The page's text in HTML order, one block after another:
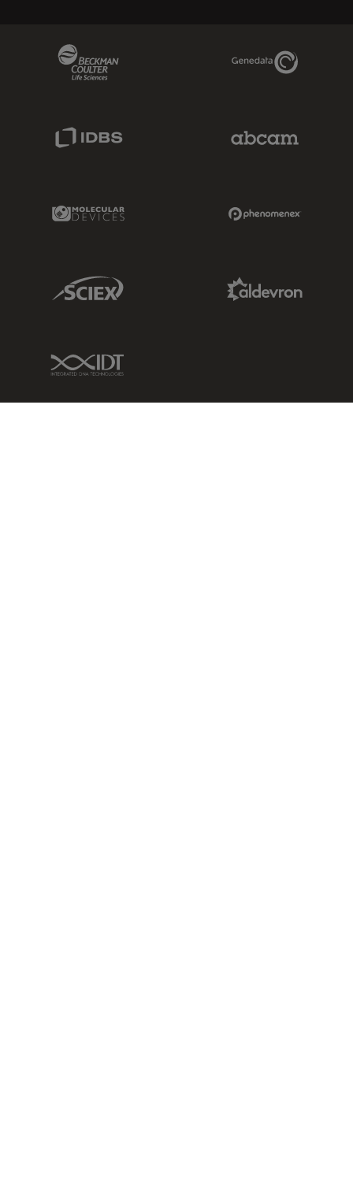
Genedata Link
IDBS Link
Molecular Devices Link
Sciex Link
IDT Link